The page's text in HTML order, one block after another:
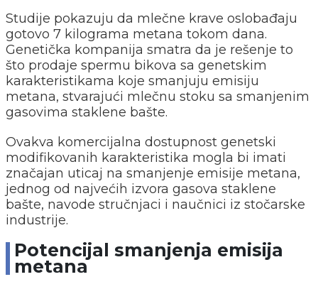
Studije pokazuju da mlečne krave oslobađaju
gotovo 7 kilograma metana tokom dana.
Genetička kompanija smatra da je rešenje to
što prodaje spermu bikova sa genetskim
karakteristikama koje smanjuju emisiju
metana, stvarajući mlečnu stoku sa smanjenim
gasovima staklene bašte.
Ovakva komercijalna dostupnost genetski
modifikovanih karakteristika mogla bi imati
značajan uticaj na smanjenje emisije metana,
jednog od najvećih izvora gasova staklene
bašte, navode stručnjaci i naučnici iz stočarske
industrije.
Potencijal smanjenja emisija
metana